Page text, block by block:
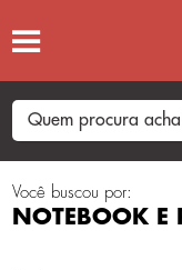
Você buscou por:
NOTEBOOK E